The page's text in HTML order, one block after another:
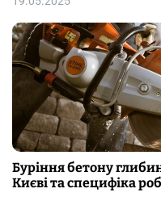
Буріння бетону
Києві та специфіка